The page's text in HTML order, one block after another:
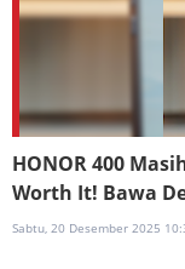
HONOR 400
Worth It! Bawa
Sabtu, 20 Desember 2025